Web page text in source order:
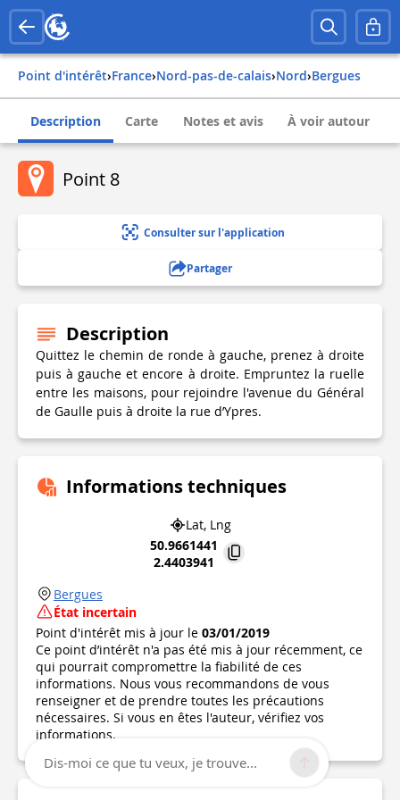
Point d'intérêt› france› nord-pas-de-calais› nord› bergues
Description Carte Notes et avis À voir autour
Point 8
Consulter sur l'application
Partager
Description
Quittez le chemin de ronde à gauche, prenez à droite
puis à gauche et encore à droite. Empruntez la ruelle
entre les maisons, pour rejoindre l'avenue du Général
de Gaulle puis à droite la rue d’Ypres.
Informations techniques
Lat, Lng
50.9661441
2.4403941
Bergues
État incertain
Point d'intérêt mis à jour le 03/01/2019
Ce point d’intérêt n'a pas été mis à jour récemment, ce
qui pourrait compromettre la fiabilité de ces
informations. Nous vous recommandons de vous
renseigner et de prendre toutes les précautions
nécessaires. Si vous en êtes l'auteur, vérifiez vos
informations.
Dis-moi ce que tu veux, je trouve...